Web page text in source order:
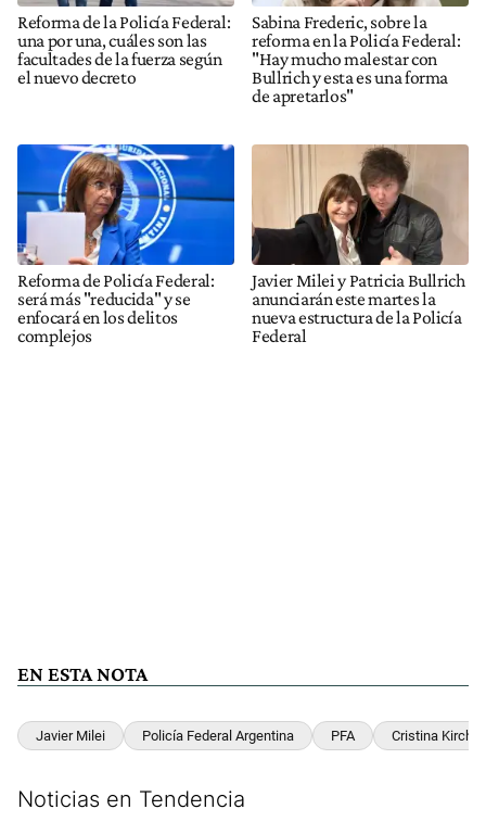
Reforma de la Policía Federal:
una por una, cuáles son las
facultades de la fuerza según
el nuevo decreto
Sabina Frederic, sobre la
reforma en la Policía Federal:
"Hay mucho malestar con
Bullrich y esta es una forma
de apretarlos"
Reforma de Policía Federal:
será más "reducida" y se
enfocará en los delitos
complejos
Javier Milei y Patricia Bullrich
anunciarán este martes la
nueva estructura de la Policía
Federal
EN ESTA NOTA
Javier Milei Policía Federal Argentina PFA Cristina
Noticias en Tendencia